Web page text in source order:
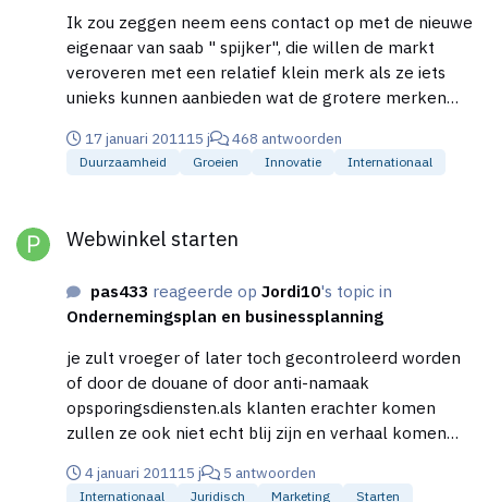
Ik zou zeggen neem eens contact op met de nieuwe
eigenaar van saab " spijker", die willen de markt
veroveren met een relatief klein merk als ze iets
unieks kunnen aanbieden wat de grotere merken
van de markt pakken en is dat interessant voor hun,
zeker nu ze het merk saab willen uitbreiden. En ook
een prototype slaat het aan dan kunnen jullie de
17 januari 2011 15 j 468 antwoorden
Duurzaamheid Groeien Innovatie Internationaal
Webwinkel starten
pas433 reageerde opJordi10's topic in
Ondernemingsplan en businessplanning
je zult vroeger of later toch gecontroleerd worden
of door de douane of door anti-namaak
opsporingsdiensten.als klanten erachter komen
zullen ze ook niet echt blij zijn en verhaal komen
contole strenger. mijn advies verkoop gewoon
4 januari 201115 j 5 antwoorden
Internationaal Juridisch Marketing Starten